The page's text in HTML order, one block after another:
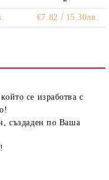
€7.82 15.30лв.
се изработва с
създаден по Ваша